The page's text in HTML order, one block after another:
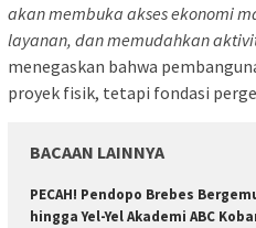
akan membuka akses ekonomi
layanan, dan memudahkan
menegaskan bahwa
proyek fisik, tetapi fondasi
BACAAN LAINNYA
PECAH! Pendopo Brebes
hingga Yel-Yel Akademi ABC